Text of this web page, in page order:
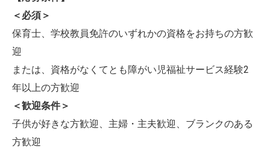
＜必須＞
保育士、学校教員免許のいずれかの資格をお持ちの方歓
迎
または、資格がなくてとも障がい児福祉サービス経験2
年以上の方歓迎
＜歓迎条件＞
子供が好きな方歓迎、主婦・主夫歓迎、ブランクのある
方歓迎